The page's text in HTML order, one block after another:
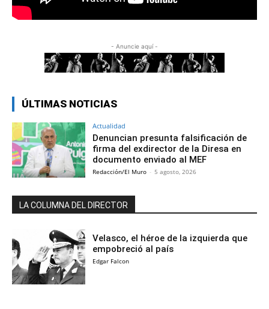
- Anuncie aquí -
ÚLTIMAS NOTICIAS
Actualidad
Denuncian presunta falsificación de
firma del exdirector de la Diresa en
documento enviado al MEF
Redacción/El Muro - 5 agosto, 2026
LA COLUMNA DEL DIRECTOR
Velasco, el héroe de la izquierda que
empobreció al país
Edgar Falcon